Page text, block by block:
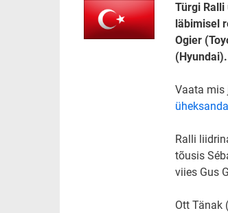
Türgi
läbimisel
Ogier
(Hyundai).
Vaata mis
Ralli
tõusis
viies Gus
Ott Tänak